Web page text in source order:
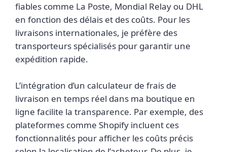
fiables comme La Poste, Mondial Relay ou DHL
en fonction des délais et des coûts. Pour les
livraisons internationales, je préfère des
transporteurs spécialisés pour garantir une
expédition rapide.
L’intégration d’un calculateur de frais de
livraison en temps réel dans ma boutique en
ligne facilite la transparence. Par exemple, des
plateformes comme Shopify incluent ces
fonctionnalités pour afficher les coûts précis